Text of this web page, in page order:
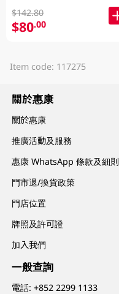
$142.80
$80.00
Item code: 117275
關於惠康
關於惠康
推廣活動及服務
惠康 WhatsApp 條款及細則
門市退/換貨政策
門店位置
牌照及許可證
加入我們
一般查詢
電話:+852 2299 1133